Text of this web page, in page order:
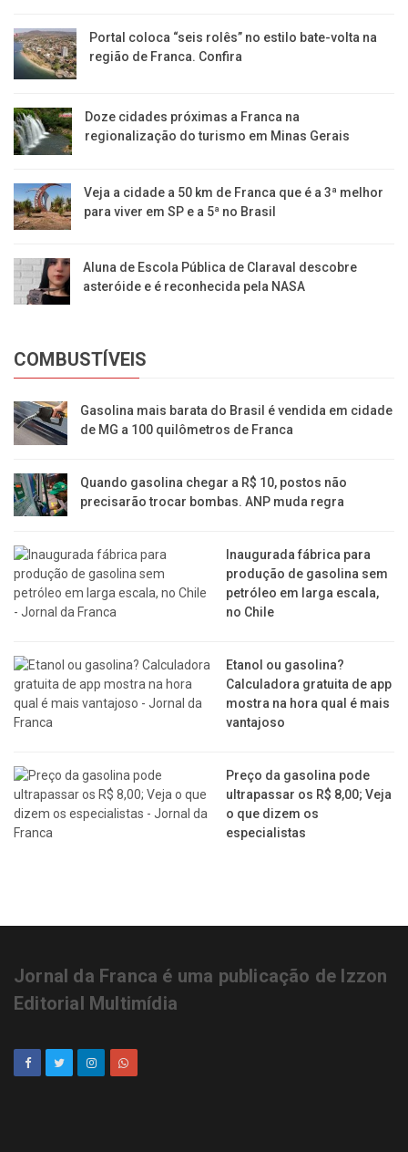
Portal coloca “seis rolês” no estilo bate-volta na
região de Franca. Confira
​Doze cidades próximas a Franca na
regionalização do turismo em Minas Gerais
Veja a cidade a 50 km de Franca que é a 3ª melhor
para viver em SP e a 5ª no Brasil
Aluna de Escola Pública de Claraval descobre
asteróide e é reconhecida pela NASA
COMBUSTÍVEIS
Gasolina mais barata do Brasil é vendida em cidade
de MG a 100 quilômetros de Franca
Quando gasolina chegar a R$ 10, postos não
precisarão trocar bombas. ANP muda regra
Inaugurada fábrica para
produção de gasolina sem
petróleo em larga escala,
no Chile
Etanol ou gasolina?
Calculadora gratuita de app
mostra na hora qual é mais
vantajoso
Preço da gasolina pode
ultrapassar os R$ 8,00; Veja
o que dizem os
especialistas
Jornal da Franca é uma publicação de Izzon
Editorial Multimídia